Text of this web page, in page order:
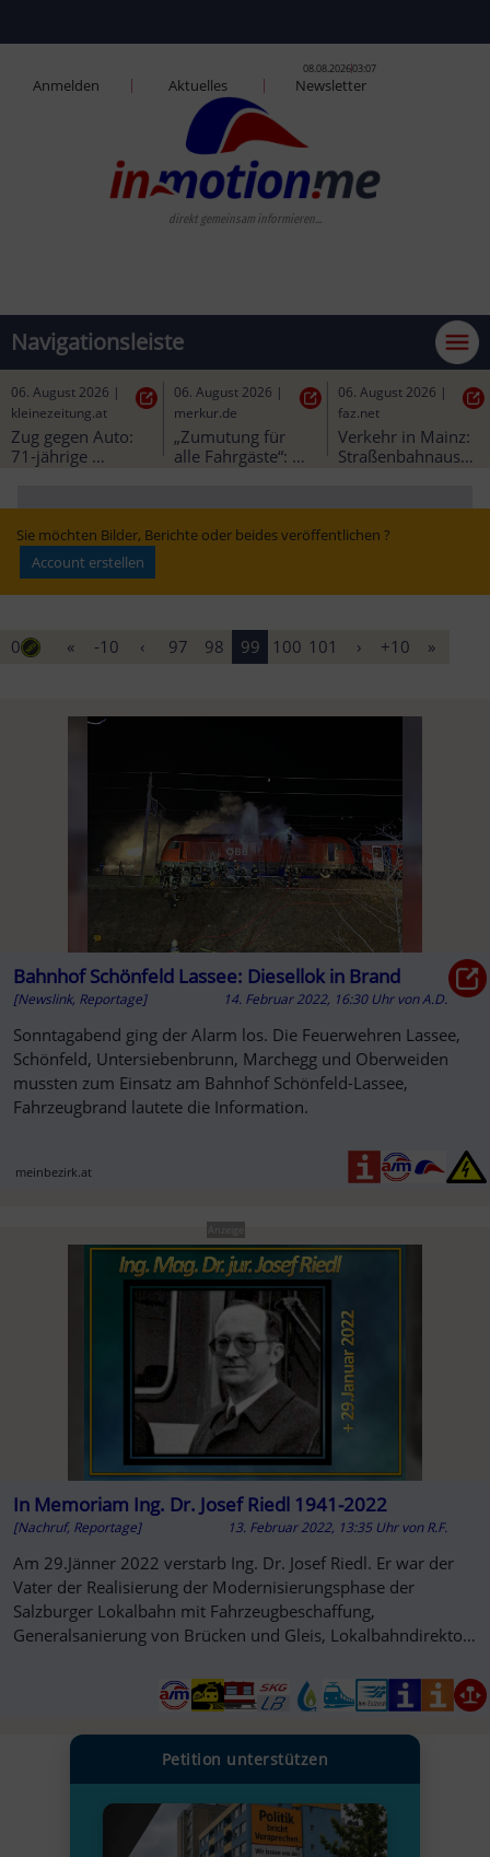
08.08.202603:07
Anmelden Aktuelles Newsletter
direkt gemeinsam informieren...
Navigationsleiste
06. August 2026 |
kleinezeitung.at
Zug gegen Auto:
71-jährige
Premstätten |
Kleine Zeitung
06. August 2026 |
merkur.de
„Zumutung für
alle Fahrgäste“:
Deutsche Bahn –
Chaos beim SEV
06. August 2026 |
faz.net
Verkehr in Mainz:
Straßenbahnausbau
Sie möchten Bilder, Berichte oder beides veröffentlichen ?
Account erstellen
0 « -10 ‹ 97 98 99 100 101 › +10 »
Bahnhof Schönfeld Lassee: Diesellok in Brand
[Newslink, Reportage] 14. Februar 2022, 16:30 Uhr vonA.D.
Sonntagabend ging der Alarm los. Die Feuerwehren Lassee,
Schönfeld, Untersiebenbrunn, Marchegg und Oberweiden
mussten zum Einsatz am Bahnhof Schönfeld-Lassee,
Fahrzeugbrand lautete die Information.
meinbezirk.at
Anzeige
In Memoriam Ing. Dr. Josef Riedl 1941-2022
[Nachruf, Reportage] 13. Februar 2022, 13:35 Uhr vonR.F.
Am 29.Jänner 2022 verstarb Ing. Dr. Josef Riedl. Er war der
Vater der Realisierung der Modernisierungsphase der
Salzburger Lokalbahn mit Fahrzeugbeschaffung,
Generalsanierung von Brücken und Gleis, Lokalbahndirektor
Petition unterstützen